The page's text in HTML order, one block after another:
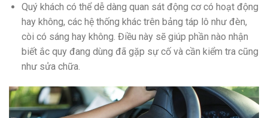
Quý khách có thể dễ dàng quan sát động cơ có hoạt động
hay không, các hệ thống khác trên bảng táp lô như đèn,
còi có sáng hay không. Điều này sẽ giúp phần nào nhận
biết ắc quy đang dùng đã gặp sự cố và cần kiểm tra cũng
như sửa chữa.